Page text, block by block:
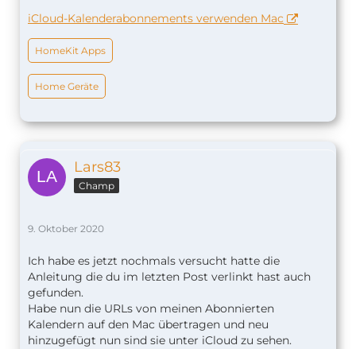
iCloud-Kalenderabonnements verwenden Mac
HomeKit Apps
Home Geräte
Lars83
Champ
9. Oktober 2020
Ich habe es jetzt nochmals versucht hatte die
Anleitung die du im letzten Post verlinkt hast auch
gefunden.
Habe nun die URLs von meinen Abonnierten
Kalendern auf den Mac übertragen und neu
hinzugefügt nun sind sie unter iCloud zu sehen.